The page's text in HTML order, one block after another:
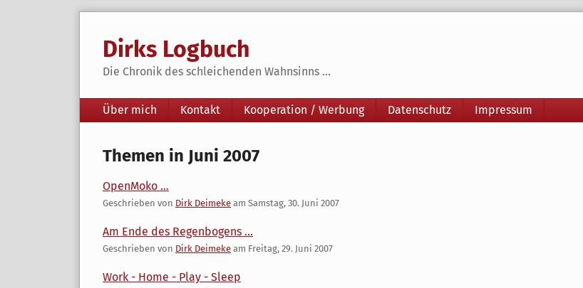
Dirks Logbuch
Die Chronik des schleichenden Wahnsinns ...
Navigation
Über mich Kontakt Kooperation / Werbung Datenschutz Impressum
Themen in Juni 2007
OpenMoko ...
Geschrieben von Dirk Deimeke am Samstag, 30. Juni 2007
Am Ende des Regenbogens ...
Geschrieben von Dirk Deimeke am Freitag, 29. Juni 2007
Work - Home - Play - Sleep